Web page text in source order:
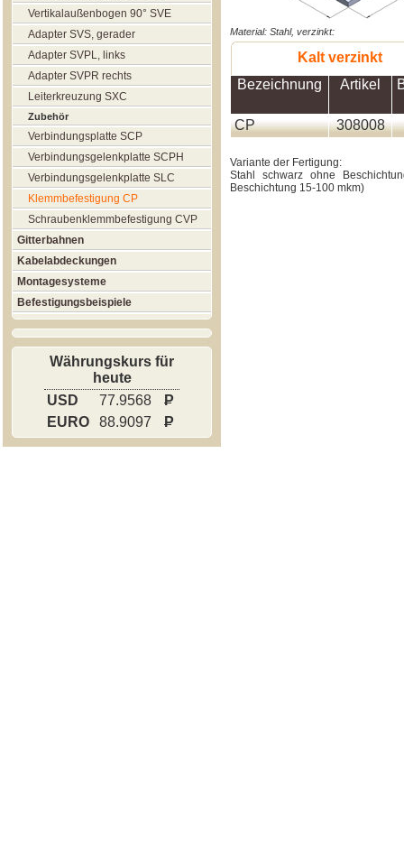
Vertikalaußenbogen 90° SVE
Adapter SVS, gerader
Adapter SVPL, links
Adapter SVPR rechts
Leiterkreuzung SXC
Zubehör
Verbindungsplatte SCP
Verbindungsgelenkplatte SCPH
Verbindungsgelenkplatte SLC
Klemmbefestigung CP
Schraubenklemmbefestigung CVP
Gitterbahnen
Kabelabdeckungen
Montagesysteme
Befestigungsbeispiele
Währungskurs für
heute
USD
77.9568
P
EURO
88.9097 P
Material: Stahl, verzinkt:
Kalt verzinkt
Bezeichnung
Artikel
CP 308008
Variante der Fertigung:
Stahl schwarz ohne
Beschichtung 15-100 mkm)